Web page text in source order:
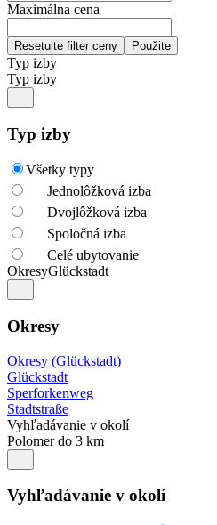
Maximálna cena
Typ izby
Typ izby
Typ izby
Všetky typy
Jednolôžková izba
Dvojlôžková izba
Spoločná izba
Celé ubytovanie
OkresyGlückstadt
Okresy
Okresy (Glückstadt)
Glückstadt
Sperforkenweg
Stadtstraße
Vyhľadávanie v okolí
Polomer do 3 km
Vyhľadávanie v okolí